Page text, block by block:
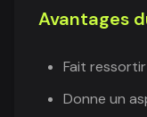
Avantages
Fait
Donne un